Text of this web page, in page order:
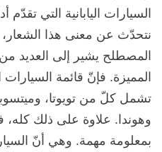
السيارات اليابانية التي تقدّم
نتحدّث عن معنى هذا الشعار،
المصطلح يشير إلى العديد من
المميزة. فإنّ قائمة السيارات
تشمل كلّ من تويوتا،
وهوندا. علاوة على ذلك كله،
بمعلومة مهمة. وهي أنّ